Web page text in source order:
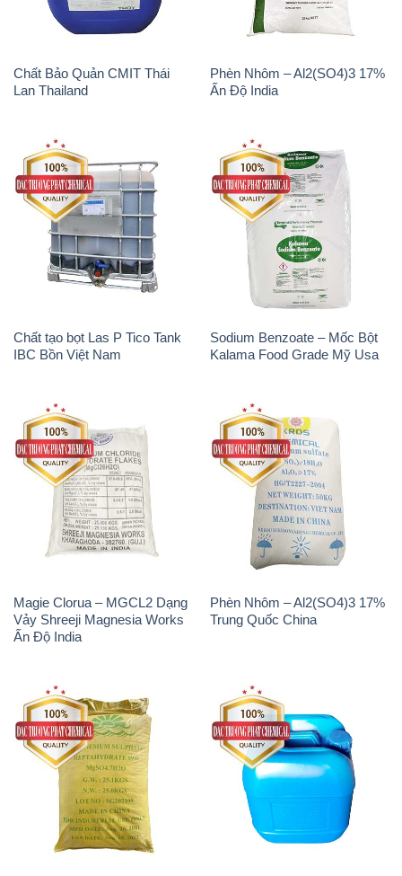
Chất Bảo Quản CMIT Thái
Lan Thailand
Phèn Nhôm – Al2(SO4)3 17%
Ấn Độ India
Chất tạo bọt Las P Tico Tank
IBC Bồn Việt Nam
Sodium Benzoate – Mốc Bột
Kalama Food Grade Mỹ Usa
Magie Clorua – MGCL2 Dạng
Vảy Shreeji Magnesia Works
Ấn Độ India
Phèn Nhôm – Al2(SO4)3 17%
Trung Quốc China